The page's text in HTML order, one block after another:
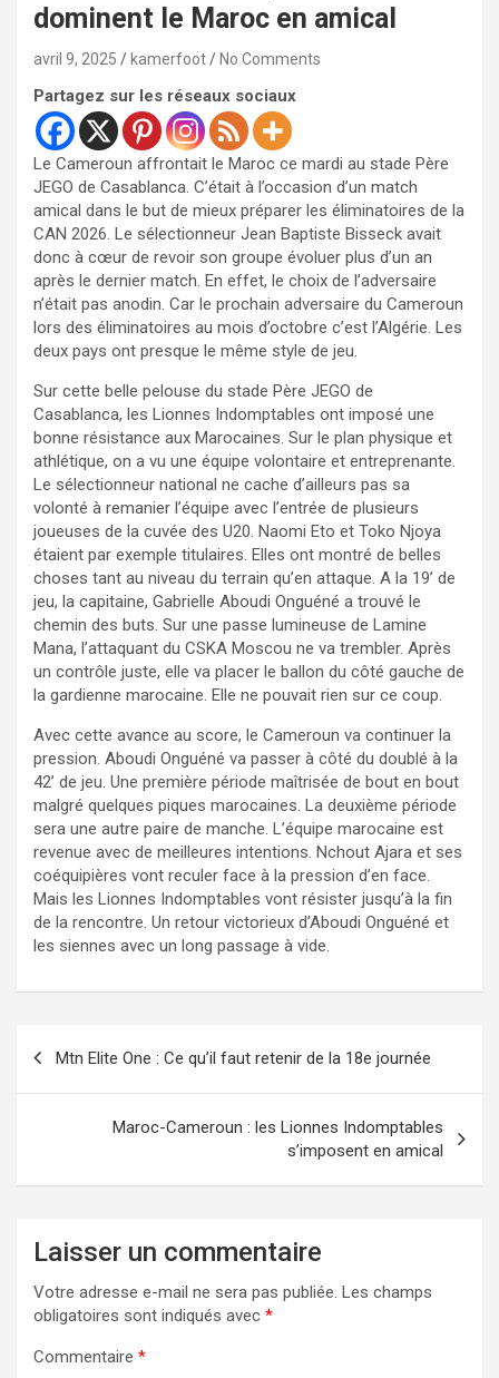
dominent le Maroc en amical
avril 9, 2025 kamerfoot No Comments
Partagez sur les réseaux sociaux
Le Cameroun affrontait le Maroc ce mardi au stade Père
JEGO de Casablanca. C’était à l’occasion d’un match
amical dans le but de mieux préparer les éliminatoires de la
CAN 2026. Le sélectionneur Jean Baptiste Bisseck avait
donc à cœur de revoir son groupe évoluer plus d’un an
après le dernier match. En effet, le choix de l’adversaire
n’était pas anodin. Car le prochain adversaire du Cameroun
lors des éliminatoires au mois d’octobre c’est l’Algérie. Les
deux pays ont presque le même style de jeu.
Sur cette belle pelouse du stade Père JEGO de
Casablanca, les Lionnes Indomptables ont imposé une
bonne résistance aux Marocaines. Sur le plan physique et
athlétique, on a vu une équipe volontaire et entreprenante.
Le sélectionneur national ne cache d’ailleurs pas sa
volonté à remanier l’équipe avec l’entrée de plusieurs
joueuses de la cuvée des U20. Naomi Eto et Toko Njoya
étaient par exemple titulaires. Elles ont montré de belles
choses tant au niveau du terrain qu’en attaque. A la 19’ de
jeu, la capitaine, Gabrielle Aboudi Onguéné a trouvé le
chemin des buts. Sur une passe lumineuse de Lamine
Mana, l’attaquant du CSKA Moscou ne va trembler. Après
un contrôle juste, elle va placer le ballon du côté gauche de
la gardienne marocaine. Elle ne pouvait rien sur ce coup.
Avec cette avance au score, le Cameroun va continuer la
pression. Aboudi Onguéné va passer à côté du doublé à la
42’ de jeu. Une première période maîtrisée de bout en bout
malgré quelques piques marocaines. La deuxième période
sera une autre paire de manche. L’équipe marocaine est
revenue avec de meilleures intentions. Nchout Ajara et ses
coéquipières vont reculer face à la pression d’en face.
Mais les Lionnes Indomptables vont résister jusqu’à la fin
de la rencontre. Un retour victorieux d’Aboudi Onguéné et
les siennes avec un long passage à vide.
Mtn Elite One : Ce qu’il faut retenir de la 18e journée
Maroc-Cameroun : les Lionnes Indomptables
s’imposent en amical
Laisser un commentaire
Votre adresse e-mail ne sera pas publiée. Les champs
obligatoires sont indiqués avec *
Commentaire *